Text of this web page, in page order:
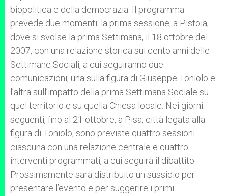
biopolitica e della democrazia. Il programma
prevede due momenti: la prima sessione, a Pistoia,
dove si svolse la prima Settimana, il 18 ottobre del
2007, con una relazione storica sui cento anni delle
Settimane Sociali, a cui seguiranno due
comunicazioni, una sulla figura di Giuseppe Toniolo e
l’altra sull’impatto della prima Settimana Sociale su
quel territorio e su quella Chiesa locale. Nei giorni
seguenti, fino al 21 ottobre, a Pisa, città legata alla
figura di Toniolo, sono previste quattro sessioni
ciascuna con una relazione centrale e quattro
interventi programmati, a cui seguirà il dibattito.
Prossimamente sarà distribuito un sussidio per
presentare l’evento e per suggerire i primi